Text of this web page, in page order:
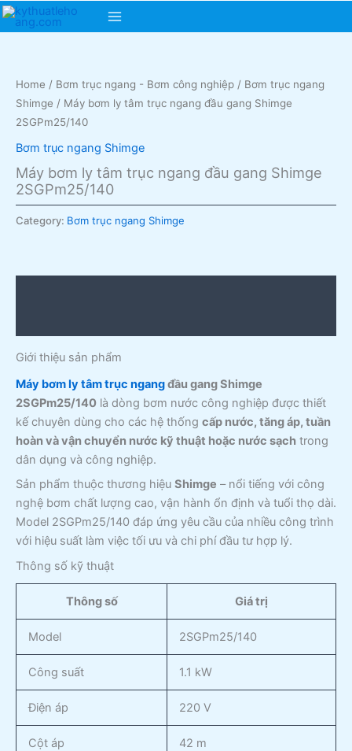
Skip
Main
Home / Bơm trục ngang - Bơm công nghiệp / Bơm trục ngang
Shimge / Máy bơm ly tâm trục ngang đầu gang Shimge
2SGPm25/140
Bơm trục ngang Shimge
Máy bơm ly tâm trục ngang đầu gang Shimge
2SGPm25/140
Category: Bơm trục ngang Shimge
Giới thiệu sản phẩm
Máy bơm ly tâm trục ngangđầu gang Shimge
2SGPm25/140 là dòng bơm nước công nghiệp được thiết
kế chuyên dùng cho các hệ thống cấp nước, tăng áp, tuần
hoàn và vận chuyển nước kỹ thuật hoặc nước sạch trong
dân dụng và công nghiệp.
Sản phẩm thuộc thương hiệu Shimge – nổi tiếng với công
nghệ bơm chất lượng cao, vận hành ổn định và tuổi thọ dài.
Model 2SGPm25/140 đáp ứng yêu cầu của nhiều công trình
với hiệu suất làm việc tối ưu và chi phí đầu tư hợp lý.
Thông số kỹ thuật
Thông số Giá trị
Model 2SGPm25/140
Công suất 1.1 kW
Điện áp 220 V
Cột áp 42 m